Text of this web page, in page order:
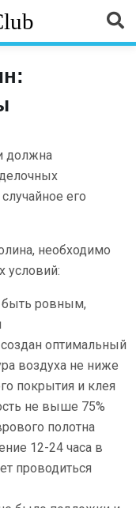
его
необходимо
условий:
быть ровным,
оптимальный
воздуха не ниже
покрытия и клея
не выше 75%
полотна
12-24 часа в
проводиться